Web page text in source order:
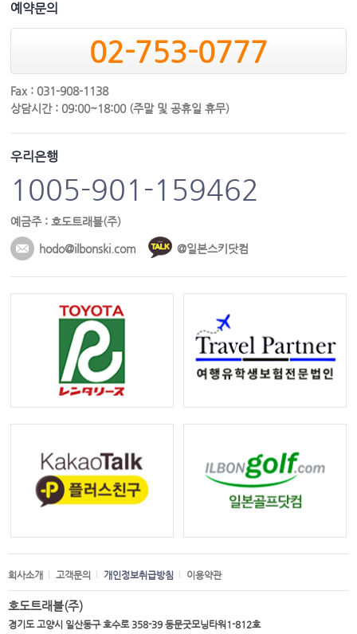
예약문의
02-753-0777
Fax : 031-908-1138
상담시간 : 09:00~18:00 (주말 및 공휴일 휴무)
우리은행
1005-901-159462
예금주 : 호도트래블(주)
hodo@ilbonski.com @일본스키닷컴
회사소개 고객문의 개인정보취급방침 이용약관
호도트래블(주)
경기도 고양시 일산동구 호수로 358-39 동문굿모닝타워1-812호